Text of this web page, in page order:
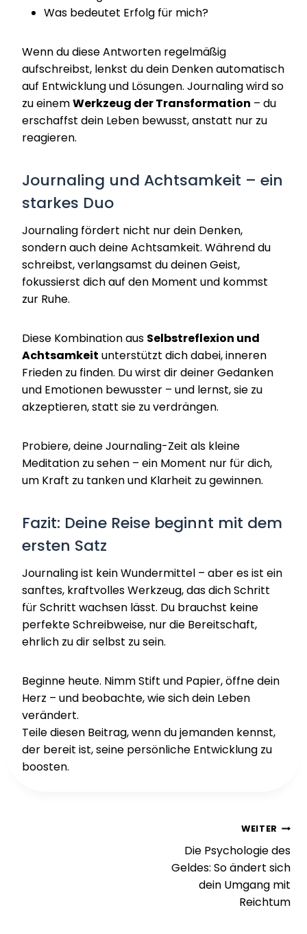
Was bedeutet Erfolg für mich?
Wenn du diese Antworten regelmäßig
aufschreibst, lenkst du dein Denken automatisch
auf Entwicklung und Lösungen. Journaling wird so
zu einemWerkzeug der Transformation – du
erschaffst dein Leben bewusst, anstatt nur zu
reagieren.
Journaling und Achtsamkeit – ein
starkes Duo
Journaling fördert nicht nur dein Denken,
sondern auch deine Achtsamkeit. Während du
schreibst, verlangsamst du deinen Geist,
fokussierst dich auf den Moment und kommst
zur Ruhe.
Diese Kombination aus Selbstreflexion und
Achtsamkeit unterstützt dich dabei, inneren
Frieden zu finden. Du wirst dir deiner Gedanken
und Emotionen bewusster – und lernst, sie zu
akzeptieren, statt sie zu verdrängen.
Probiere, deine Journaling-Zeit als kleine
Meditation zu sehen – ein Moment nur für dich,
um Kraft zu tanken und Klarheit zu gewinnen.
Fazit: Deine Reise beginnt mit dem
ersten Satz
Journaling ist kein Wundermittel – aber es ist ein
sanftes, kraftvolles Werkzeug, das dich Schritt
für Schritt wachsen lässt. Du brauchst keine
perfekte Schreibweise, nur die Bereitschaft,
ehrlich zu dir selbst zu sein.
Beginne heute. Nimm Stift und Papier, öffne dein
Herz – und beobachte, wie sich dein Leben
verändert.
Teile diesen Beitrag, wenn du jemanden kennst,
der bereit ist, seine persönliche Entwicklung zu
boosten.
WEITER
Die Psychologie des
Geldes: So ändert sich
dein Umgang mit
Reichtum